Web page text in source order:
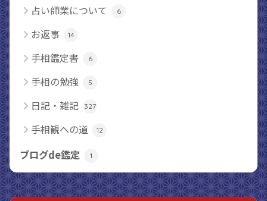
占い師業について 6
お返事 14
手相鑑定書 6
手相の勉強 5
日記・雑記 327
手相観への道 12
ブログde鑑定 1